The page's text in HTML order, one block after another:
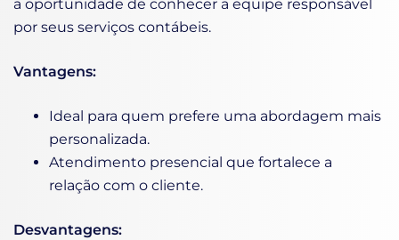
a oportunidade de conhecer a equipe responsável
por seus serviços contábeis.
Vantagens:
Ideal para quem prefere uma abordagem mais
personalizada.
Atendimento presencial que fortalece a
relação com o cliente.
Desvantagens: